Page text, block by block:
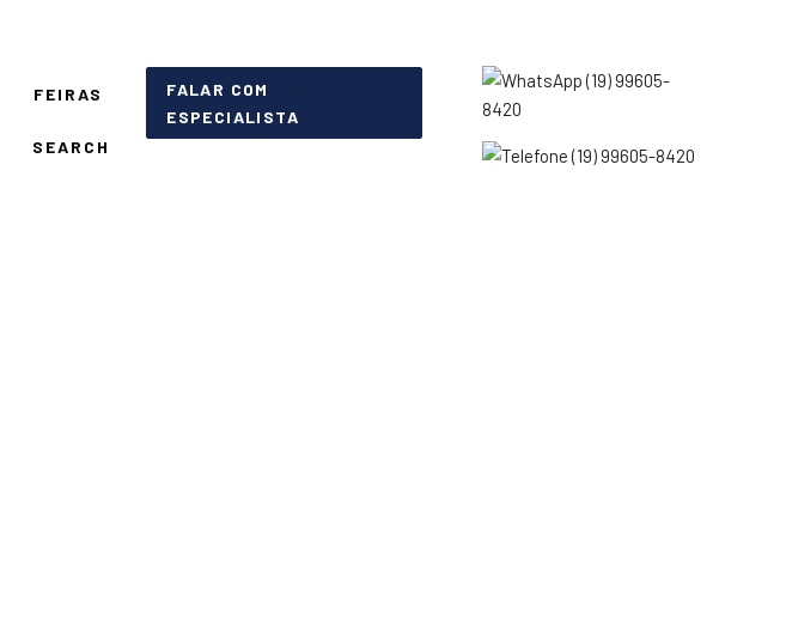
FEIRAS
SEARCH
FALAR COM
ESPECIALISTA
(19) 99605-
8420
(19) 99605-8420